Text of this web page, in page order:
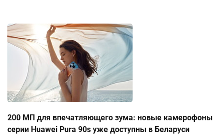
200 МП для впечатляющего зума: новые камерофоны
серии Huawei Pura 90s уже доступны в Беларуси